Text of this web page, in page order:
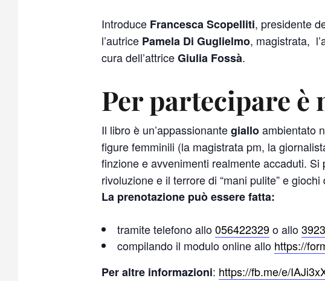
Introduce Francesca Scopelliti, presidente
l’autrice Pamela Di Guglielmo, magistrata,
cura dell’attriceGiulia Fossà.
Per partecipare è
Il libro è un’appassionantegialloambientato
figure femminili (la magistrata pm, la
finzione e avvenimenti realmente accaduti. Si
rivoluzione e il terrore di “mani pulite” e
La prenotazione può essere fatta:
tramite telefono allo056422329o allo
compilando il modulo online allo https://
Per altre informazioni: https://fb.me/e/